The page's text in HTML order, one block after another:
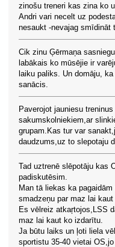
zinošu treneri kas zina ko
Andri vari necelt uz
nesaukt -nevajag smīdināt
Cik zinu Ģērmaņa
labākais ko mūsējie ir
laiku paliks. Un domāju,
sanācis.
Paverojot jauniesu
sakumskolniekiem,ar
grupam.Kas tur var
daudzums,uz to slepotaju
Tad uztrenē slēpotāju kas
padiskutēsim.
Man tā liekas ka
smadzeņu par maz lai
Es vēlreiz atkaŗtojos,LSS
maz lai kaut ko izdarītu.
Ja būtu laiks un ļoti liela
sportistu 35-40 vietai